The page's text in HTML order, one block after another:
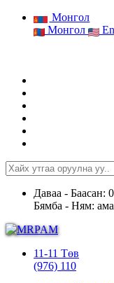
Монгол
Монгол
Даваа - Баасан:
Бямба - Ням:
11-11 Төв
(976) 110